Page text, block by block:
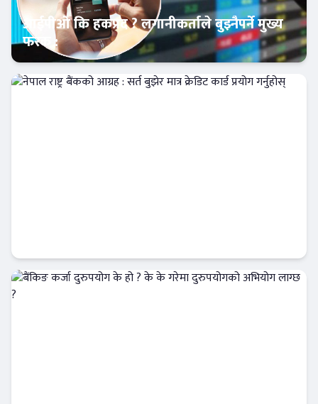
क्यापिटल मार्केट
आईपीओ कि हकप्रद ? लगानीकर्ताले बुझ्नैपर्ने मुख्य
फरक :
Banner News